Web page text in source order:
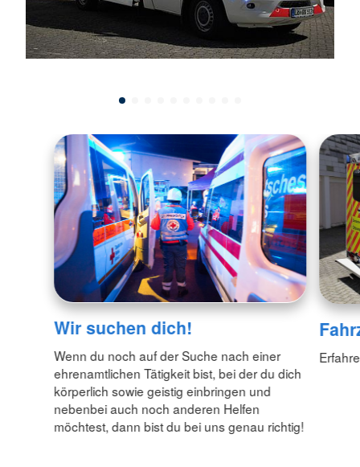
Wir suchen dich!
Wenn du noch auf der Suche nach einer
ehrenamtlichen Tätigkeit bist, bei der du dich
körperlich sowie geistig einbringen und
nebenbei auch noch anderen Helfen
möchtest, dann bist du bei uns genau richtig!